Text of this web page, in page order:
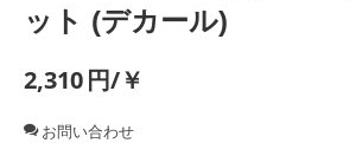
ット (デカール)
2,310円/￥
お問い合わせ